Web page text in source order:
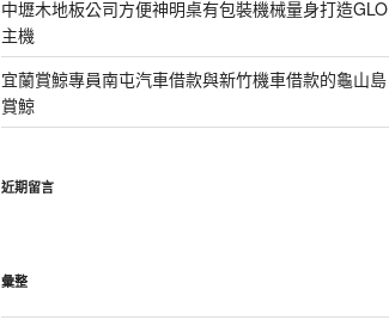
中壢木地板公司方便神明桌有包裝機械量身打造GLO
主機
宜蘭賞鯨專員南屯汽車借款與新竹機車借款的龜山島
賞鯨
近期留言
彙整